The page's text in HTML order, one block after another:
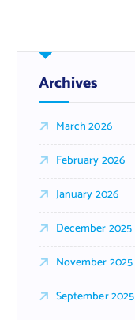
Archives
March 2026
February 2026
January 2026
December 2025
November 2025
September 2025